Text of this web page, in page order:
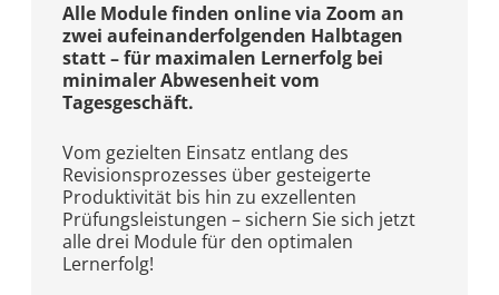
Alle Module finden online via Zoom an
zwei aufeinanderfolgenden Halbtagen
statt – für maximalen Lernerfolg bei
minimaler Abwesenheit vom
Tagesgeschäft.
Vom gezielten Einsatz entlang des
Revisionsprozesses über gesteigerte
Produktivität bis hin zu exzellenten
Prüfungsleistungen – sichern Sie sich jetzt
alle drei Module für den optimalen
Lernerfolg!